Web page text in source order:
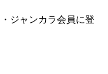
ジャンカラ会員に登